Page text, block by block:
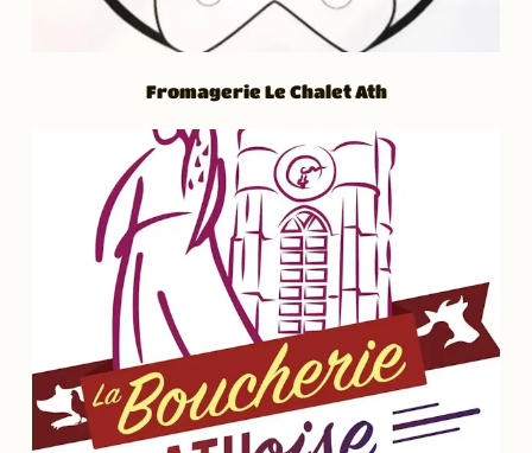
Fromagerie Le Chalet Ath